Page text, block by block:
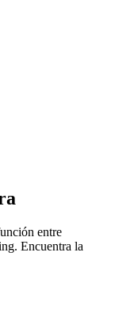
entre
Encuentra la